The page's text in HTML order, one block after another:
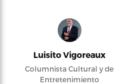
Luisito Vigoreaux
Columnista Cultural y de
Entretenimiento